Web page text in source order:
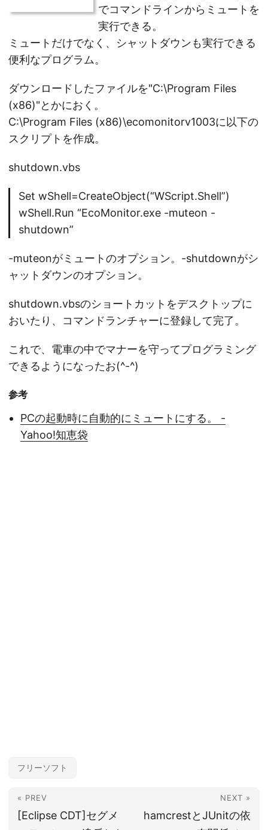
でコマンドラインからミュートを
実行できる。
ミュートだけでなく、シャットダウンも実行できる
便利なプログラム。
ダウンロードしたファイルを"C:\Program Files
(x86)"とかにおく。
C:\Program Files (x86)\ecomonitorv1003に以下の
スクリプトを作成。
shutdown.vbs
Set wShell=CreateObject(“WScript.Shell”)
wShell.Run “EcoMonitor.exe -muteon -
shutdown”
-muteonがミュートのオプション。-shutdownがシ
ャットダウンのオプション。
shutdown.vbsのショートカットをデスクトップに
おいたり、コマンドランチャーに登録して完了。
これで、電車の中でマナーを守ってプログラミング
できるようになったお(^-^)
参考
PCの起動時に自動的にミュートにする。 -
Yahoo!知恵袋
フリーソフト
« PREV
[Eclipse CDT]セグメ
NEXT »
hamcrestとJUnitの依